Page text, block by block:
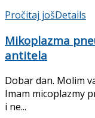
Pročitaj jošDetails
Mikoplazma
antitela
Dobar dan. Molim
Imam micoplazmy
i ne...